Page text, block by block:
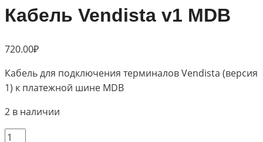
Кабель Vendista v1 MDB
720.00₽
Кабель для подключения терминалов Vendista (версия
1) к платежной шине MDB
2 в наличии
Количество